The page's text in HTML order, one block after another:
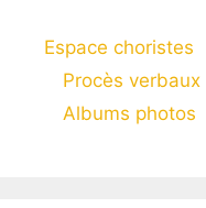
Espace choristes
Procès
Albums photos